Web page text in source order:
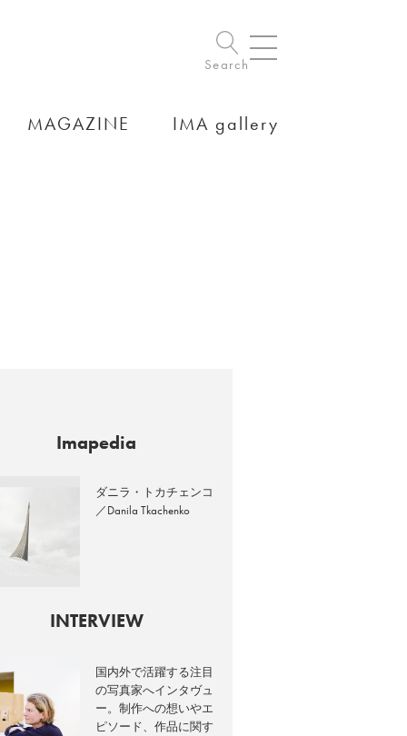
Search
MAGAZINE IMA gallery
Imapedia
ダニラ・トカチェンコ
／Danila Tkachenko
INTERVIEW
国内外で活躍する注目
の写真家へインタヴュ
ー。制作への想いやエ
ピソード、作品に関す